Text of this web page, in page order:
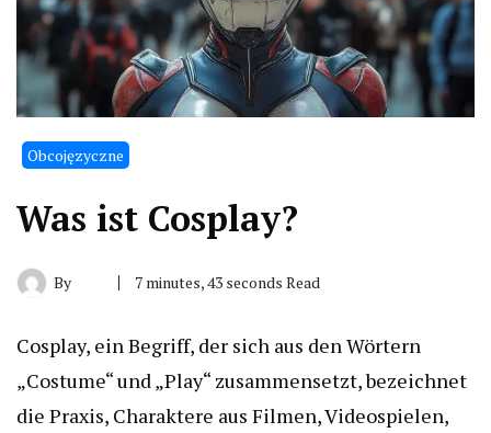
Obcojęzyczne
Was ist Cosplay?
By 7 minutes, 43 seconds Read
Cosplay, ein Begriff, der sich aus den Wörtern
„Costume“ und „Play“ zusammensetzt, bezeichnet
die Praxis, Charaktere aus Filmen, Videospielen,